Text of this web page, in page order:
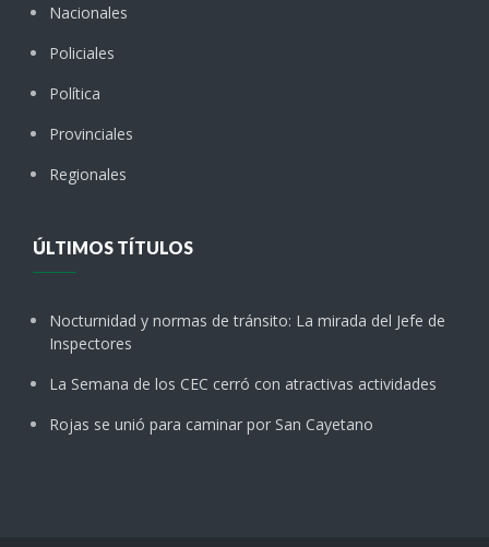
Nacionales
Policiales
Política
Provinciales
Regionales
ÚLTIMOS TÍTULOS
Nocturnidad y normas de tránsito: La mirada del Jefe de
Inspectores
La Semana de los CEC cerró con atractivas actividades
Rojas se unió para caminar por San Cayetano